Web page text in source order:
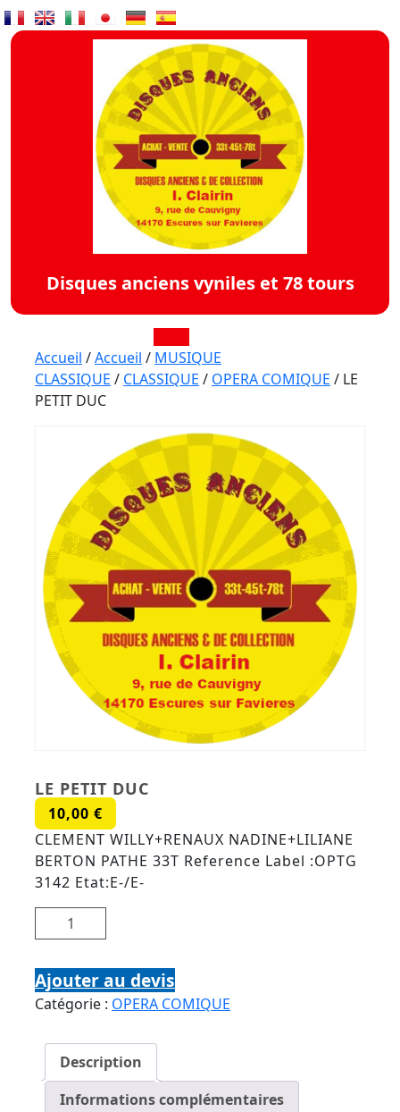
Skip
to
Disques anciens vyniles et 78 tours
Open
Accueil /Accueil / MUSIQUE
CLASSIQUE / CLASSIQUE / OPERA COMIQUE / LE
PETIT DUC
LE PETIT DUC
10,00 €
CLEMENT WILLY+RENAUX NADINE+LILIANE
BERTON PATHE 33T Reference Label :OPTG
3142 Etat:E-/E-
quantité de LE PETIT DUC
Ajouter au devis
Catégorie : OPERA COMIQUE
Description
Informations complémentaires